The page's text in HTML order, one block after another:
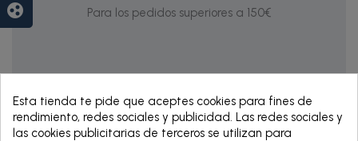
Para los pedidos superiores a 150€
Esta tienda te pide que aceptes cookies para fines de
rendimiento, redes sociales y publicidad. Las redes sociales y
las cookies publicitarias de terceros se utilizan para
group_work